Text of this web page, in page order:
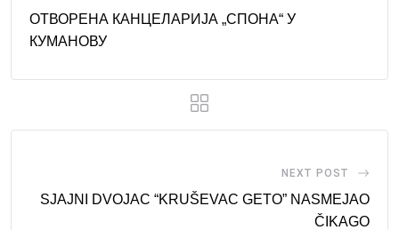
ОТВОРЕНА КАНЦЕЛАРИЈА „СПОНА“ У
КУМАНОВУ
NEXT POST
SJAJNI DVOJAC “KRUŠEVAC GETO” NASMEJAO
ČIKAGO